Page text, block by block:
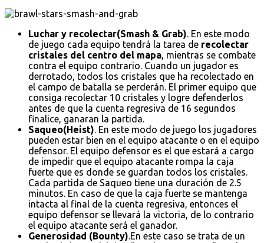
Luchar y recolectar(Smash & Grab). En este modo
de juego cada equipo tendrá la tarea de recolectar
cristales del centro del mapa, mientras se combate
contra el equipo contrario. Cuando un jugador es
derrotado, todos los cristales que ha recolectado en
el campo de batalla se perderán. El primer equipo que
consiga recolectar 10 cristales y logre defenderlos
antes de que la cuenta regresiva de 16 segundos
finalice, ganaran la partida.
Saqueo(Heist). En este modo de juego los jugadores
pueden estar bien en el equipo atacante o en el equipo
defensor. El equipo defensor es el que estará a cargo
de impedir que el equipo atacante rompa la caja
fuerte que es donde se guardan todos los cristales.
Cada partida de Saqueo tiene una duración de 2.5
minutos. En caso de que la caja fuerte se mantenga
intacta al final de la cuenta regresiva, entonces el
equipo defensor se llevará la victoria, de lo contrario
el equipo atacante será el ganador.
Generosidad (Bounty).En este caso se trata de un